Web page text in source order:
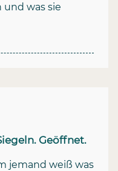
und was sie
Geöffnet.
jemand weiß was